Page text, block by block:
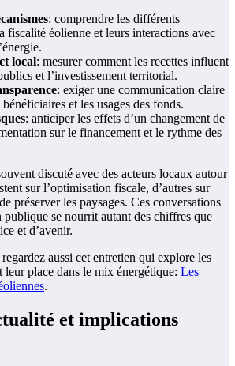
: comprendre les différents
fiscalité éolienne et leurs interactions avec
local: mesurer comment les recettes influent
et l’investissement territorial.
: exiger une communication claire
et les usages des fonds.
: anticiper les effets d’un changement de
sur le financement et le rythme des
discuté avec des acteurs locaux autour
sur l’optimisation fiscale, d’autres sur
préserver les paysages. Ces conversations
se nourrit autant des chiffres que
et d’avenir.
aussi cet entretien qui explore les
leur place dans le mix énergétique: Les
.
et implications